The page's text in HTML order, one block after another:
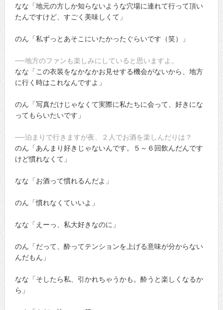
なな「地元の方しか知らないような穴場に連れて行って頂い
たんですけど、すごく美味しくて」
のん「私ずっとあそこにいたかったぐらいです（笑）」
──地方のファンも楽しみにしていると思いますよ。
なな「この衣装をなかなかお見せする機会がないから、地方
に行く時はこれなんですよ」
のん「写真だけじゃなくて実際に私たちに会って、好きにな
ってもらいたいです」
──泊まりで行きますが夜、２人でお酒を楽しんだりは？
のん「あんまり好きじゃないんです。５～６回飲んだんです
けど慣れなくて」
なな「お酒って慣れるんだよ」
のん「慣れなくていいよ」
なな「えーっ、私大好きなのに」
のん「だって、酔ってテンションを上げる意味が分からない
んだもん」
なな「そしたら私、引かれちゃうかも。酔うと楽しくなるか
ら」